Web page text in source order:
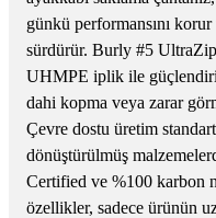
günkü performansını
sürdürür. Burly #5 UltraZip
UHMPE iplik ile
dahi kopma veya zarar
Çevre dostu üretim
dönüştürülmüş
Certified ve %100 karbon
özellikler, sadece ürünün